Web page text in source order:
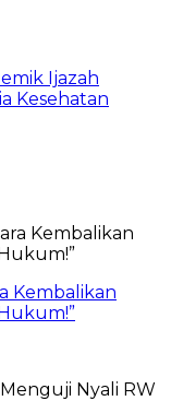
Ijazah
Kesehatan
Kembalikan